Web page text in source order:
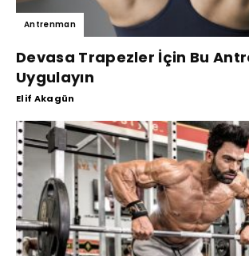
Antrenman
Devasa Trapezler İçin Bu
Uygulayın
Elif Akagün